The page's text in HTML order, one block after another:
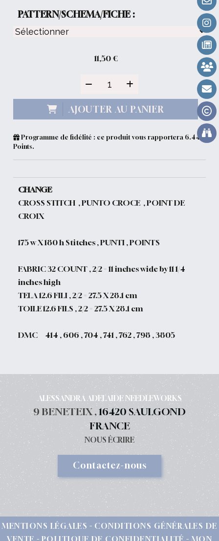
PATTERN/SCHEMA/FICHE :
11,50€
AJOUTER AU PANIER
Programme de fidélité : ce produit vous rapportera 6.44
Points.
CHANGE
CROSS STITCH , PUNTO CROCE , POINT DE
CROIX
175 w X 180 h Stitches , PUNTI , POINTS
FABRIC 32 COUNT , 2/2 = 11 inches wide by 11 1/4
inches high
TELA 12.6 FILI , 2/2 = 27.5 X 28.1 cm
TOILE 12.6 FILS , 2/2 = 27.5 X 28.1 cm
DMC 414 , 606 , 704 , 741 , 762 , 798 , 3805
ALESSANDRA ADELAIDE NEEDLEWORKS
9 BENETEIX ,16420 SAULGOND
FRANCE
NOUS ÉCRIRE
Contactez-nous
MENTIONS LÉGALES
CONDITIONS GÉNÉRALES DE
VENTE
POLITIQUE DE CONFIDENTIALITÉ MON